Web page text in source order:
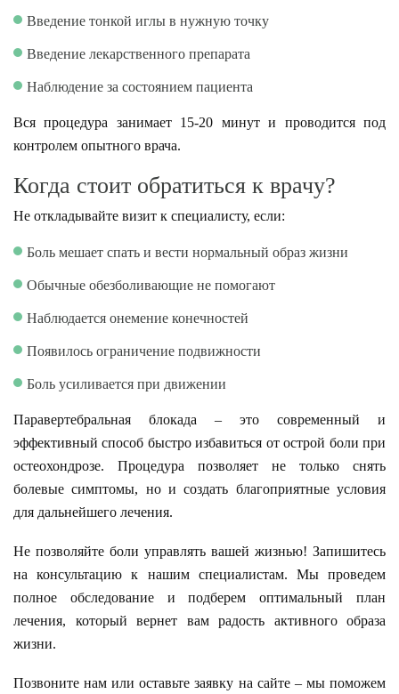
Введение тонкой иглы в нужную точку
Введение лекарственного препарата
Наблюдение за состоянием пациента
Вся процедура занимает 15-20 минут и проводится под
контролем опытного врача.
Когда стоит обратиться к врачу?
Не откладывайте визит к специалисту, если:
Боль мешает спать и вести нормальный образ жизни
Обычные обезболивающие не помогают
Наблюдается онемение конечностей
Появилось ограничение подвижности
Боль усиливается при движении
Паравертебральная блокада – это современный и
эффективный способ быстро избавиться от острой боли при
остеохондрозе. Процедура позволяет не только снять
болевые симптомы, но и создать благоприятные условия
для дальнейшего лечения.
Не позволяйте боли управлять вашей жизнью! Запишитесь
на консультацию к нашим специалистам. Мы проведем
полное обследование и подберем оптимальный план
лечения, который вернет вам радость активного образа
жизни.
Позвоните нам или оставьте заявку на сайте – мы поможем